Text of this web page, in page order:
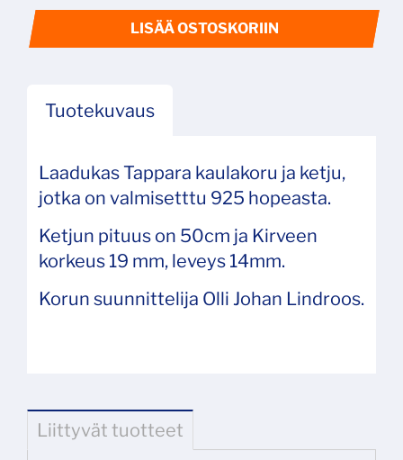
LISÄÄ OSTOSKORIIN
Tuotekuvaus
Laadukas Tappara kaulakoru ja ketju,
jotka on valmisetttu 925 hopeasta.
Ketjun pituus on 50cm ja Kirveen
korkeus 19 mm, leveys 14mm.
Korun suunnittelija Olli Johan Lindroos.
Liittyvät tuotteet